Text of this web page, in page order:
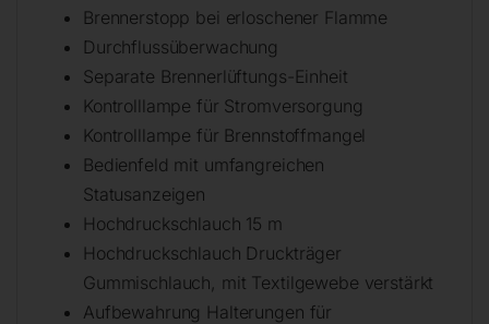
Brennerstopp bei erloschener Flamme
Durchflussüberwachung
Separate Brennerlüftungs-Einheit
Kontrolllampe für Stromversorgung
Kontrolllampe für Brennstoffmangel
Bedienfeld mit umfangreichen
Statusanzeigen
Hochdruckschlauch 15 m
Hochdruckschlauch Druckträger
Gummischlauch, mit Textilgewebe verstärkt
Aufbewahrung Halterungen für